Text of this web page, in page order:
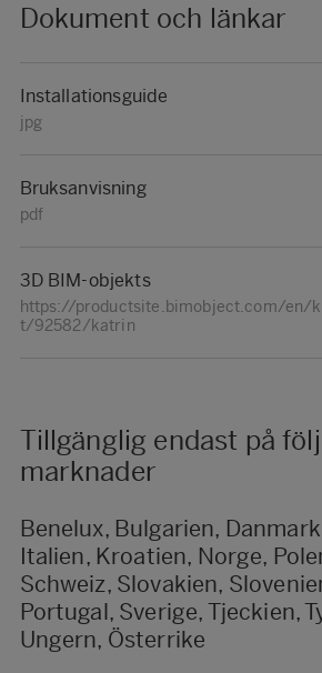
Dokument och länkar
Installationsguide
jpg
Bruksanvisning
pdf
3D BIM-objekts
https://productsite.bimobject.com/en/
t/92582/katrin
Tillgänglig endast på
marknader
Benelux, Bulgarien,
Italien, Kroatien, Norge,
Schweiz, Slovakien,
Portugal, Sverige, Tjeckien,
Ungern, Österrike